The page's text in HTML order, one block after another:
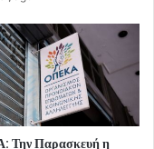
Παρασκευή η